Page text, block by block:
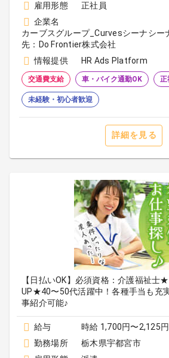
雇用形態
正社員
企業名
カーブスグループ_Curvesシーナシ
先：Do Frontier株式会社
情報提供
HR Ads Platform
交通費支給 車・バイク通勤OK 正
未経験・初心者歓迎
詳細を見る
【日払いOK】必須資格：介護福祉士
UP★40〜50代活躍中！各種手当も充
事紹介可能♪
給与
時給 1,700円〜2,125円
勤務場所
栃木県宇都宮市